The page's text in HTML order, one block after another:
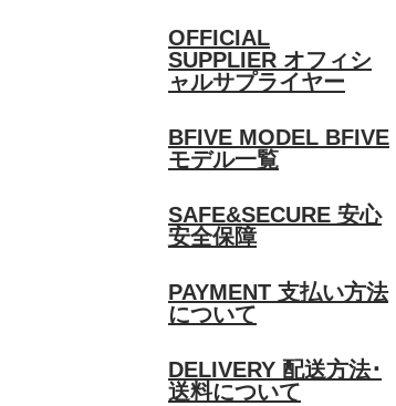
OFFICIAL
SUPPLIER オフィシ
ャルサプライヤー
BFIVE MODEL BFIVE
モデル一覧
SAFE&SECURE 安心
安全保障
PAYMENT 支払い方法
について
DELIVERY 配送方法･
送料について